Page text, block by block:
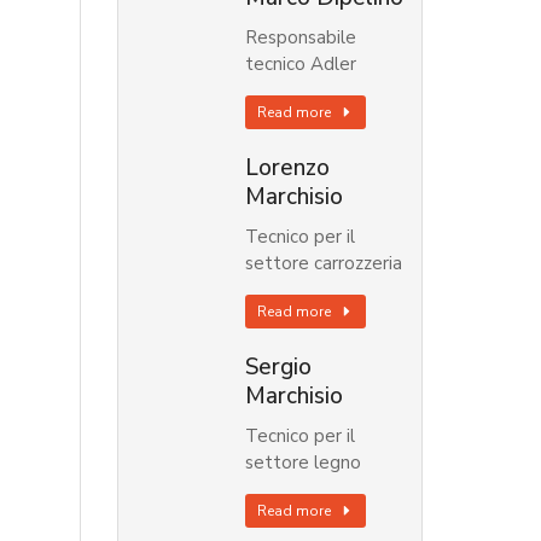
Responsabile
tecnico Adler
Read more
Lorenzo
Marchisio
Tecnico per il
settore carrozzeria
Read more
Sergio
Marchisio
Tecnico per il
settore legno
Read more